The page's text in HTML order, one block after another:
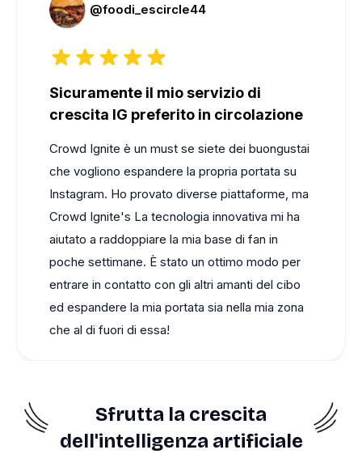
@foodi_escircle44
Sicuramente il mio servizio di
crescita IG preferito in circolazione
Crowd Ignite è un must se siete dei buongustai
che vogliono espandere la propria portata su
Instagram. Ho provato diverse piattaforme, ma
Crowd Ignite's La tecnologia innovativa mi ha
aiutato a raddoppiare la mia base di fan in
poche settimane. È stato un ottimo modo per
entrare in contatto con gli altri amanti del cibo
ed espandere la mia portata sia nella mia zona
che al di fuori di essa!
Sfrutta la crescita
dell'intelligenza artificiale